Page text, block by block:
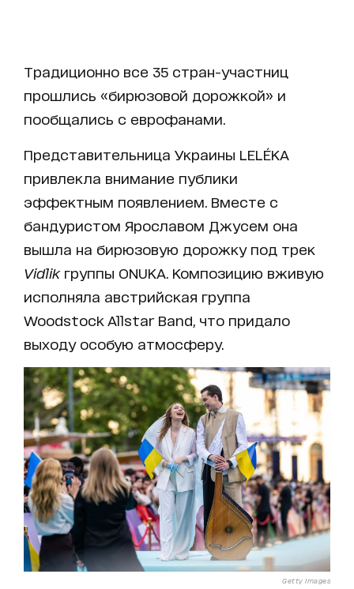
Традиционно все 35 стран-участниц
прошлись «бирюзовой дорожкой» и
пообщались с еврофанами.
Представительница Украины LELÉKA
привлекла внимание публики
эффектным появлением. Вместе с
бандуристом Ярославом Джусем она
вышла на бирюзовую дорожку под трек
Vidlik группы ONUKA. Композицию вживую
исполняла австрийская группа
Woodstock Allstar Band, что придало
выходу особую атмосферу.
Getty Images